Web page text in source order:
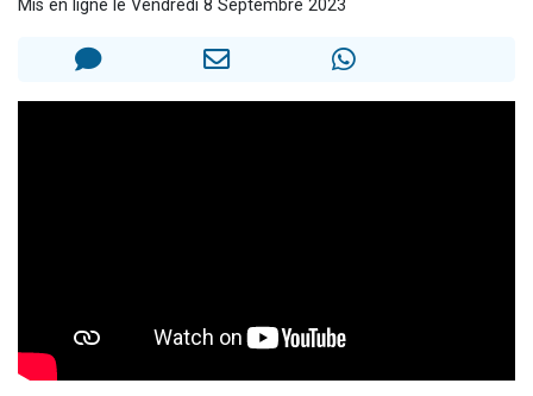
30 personnes viennent de faire un don pour Sauvez la jambe de Yohan
Mis en ligne le Vendredi 8 Septembre 2023